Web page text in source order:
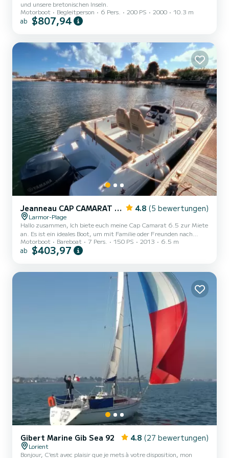
und unsere bretonischen Inseln.
Motorboot
Begleitperson 6 Pers. 200 PS 2000 10.3 m
ab $807,94
Jeanneau CAP CAMARAT 6,5 CC Style 4.8 (5 bewertungen)
Larmor-Plage
Hallo zusammen, Ich biete euch meine Cap Camarat 6.5 zur Miete
an. Es ist ein ideales Boot, um mit Familie oder Freunden nach
Groix zu fahren. Dank des abnehmbaren Tisches können Sie die
Sonnenliege oder einen Picknickplatz genießen. Sie können auch
einem 150 PS starken Yamaha-Motor ausgestattet. Seine
Freiborde ermöglichen die Unterbringung von Kindern ohne
Motorboot Bareboat 7 Pers. 150 PS 2013 6.5 m
ab $403,97
Gibert Marine Gib Sea 92 4.8 (27 bewertungen)
Lorient
Bonjour, C'est avec plaisir que je mets à votre disposition, mon